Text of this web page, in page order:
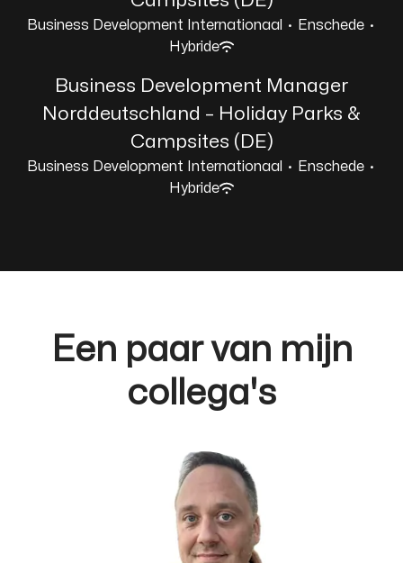
Business Development Internationaal · Enschede ·
Hybride
Business Development Manager
Norddeutschland – Holiday Parks &
Campsites (DE)
Business Development Internationaal · Enschede ·
Hybride
Een paar van mijn
collega's